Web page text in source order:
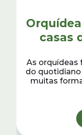
casas
As orquídeas
do
muitas